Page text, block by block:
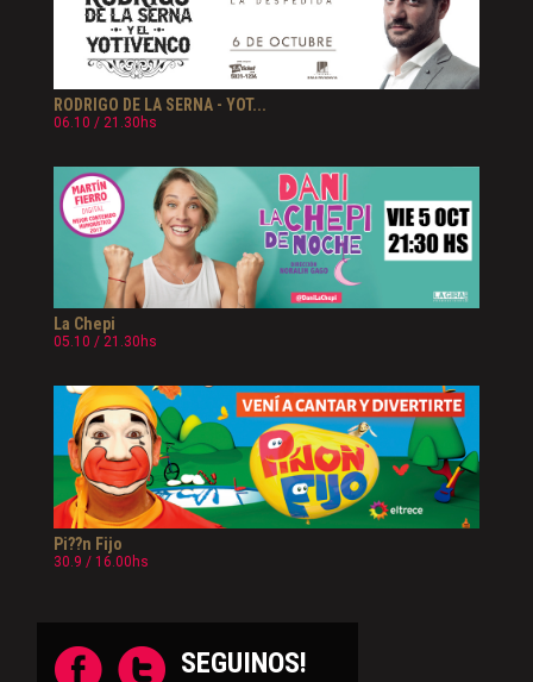
RODRIGO DE LA SERNA - YOT...
06.10 / 21.30hs
La Chepi
05.10 / 21.30hs
Pi??n Fijo
30.9 / 16.00hs
SEGUINOS!